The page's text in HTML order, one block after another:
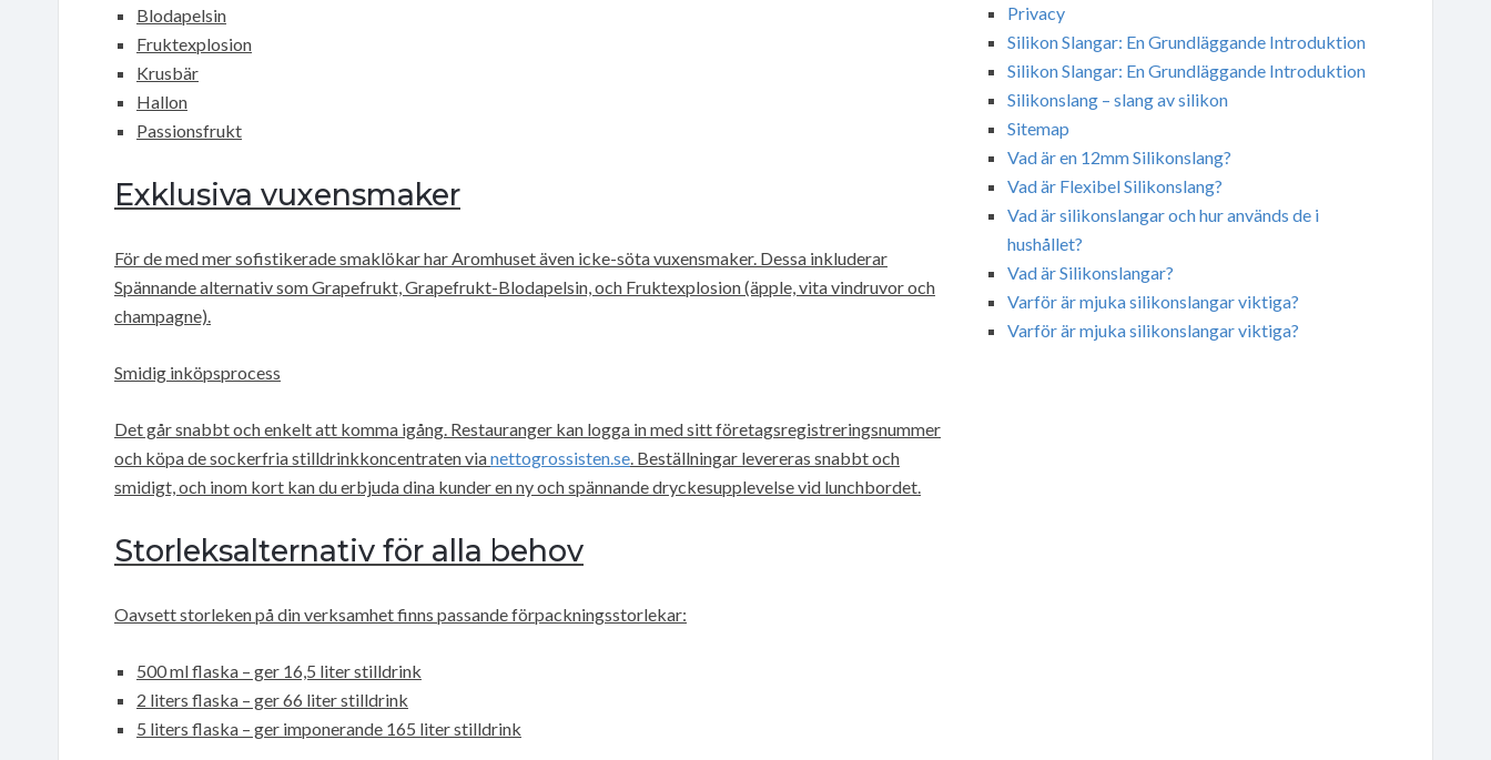
Blodapelsin
Fruktexplosion
Krusbär
Hallon
Passionsfrukt
Exklusiva vuxensmaker
För de med mer sofistikerade smaklökar har Aromhuset även icke-söta vuxensmaker. Dessa inkluderar
Spännande alternativ som Grapefrukt, Grapefrukt-Blodapelsin, och Fruktexplosion (äpple, vita vindruvor och
champagne).
Smidig inköpsprocess
Det går snabbt och enkelt att komma igång. Restauranger kan logga in med sitt företagsregistreringsnummer
och köpa de sockerfria stilldrinkkoncentraten vianettogrossisten.se. Beställningar levereras snabbt och
smidigt, och inom kort kan du erbjuda dina kunder en ny och spännande dryckesupplevelse vid lunchbordet.
Storleksalternativ för alla behov
Oavsett storleken på din verksamhet finns passande förpackningsstorlekar:
500 ml flaska – ger 16,5 liter stilldrink
2 liters flaska – ger 66 liter stilldrink
5 liters flaska – ger imponerande 165 liter stilldrink
Privacy
Silikon Slangar: En Grundläggande Introduktion
Silikon Slangar: En Grundläggande Introduktion
Silikonslang – slang av silikon
Sitemap
Vad är en 12mm Silikonslang?
Vad är Flexibel Silikonslang?
Vad är silikonslangar och hur används de i
hushållet?
Vad är Silikonslangar?
Varför är mjuka silikonslangar viktiga?
Varför är mjuka silikonslangar viktiga?